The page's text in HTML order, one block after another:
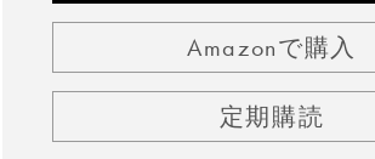
Amazonで購入
定期購読